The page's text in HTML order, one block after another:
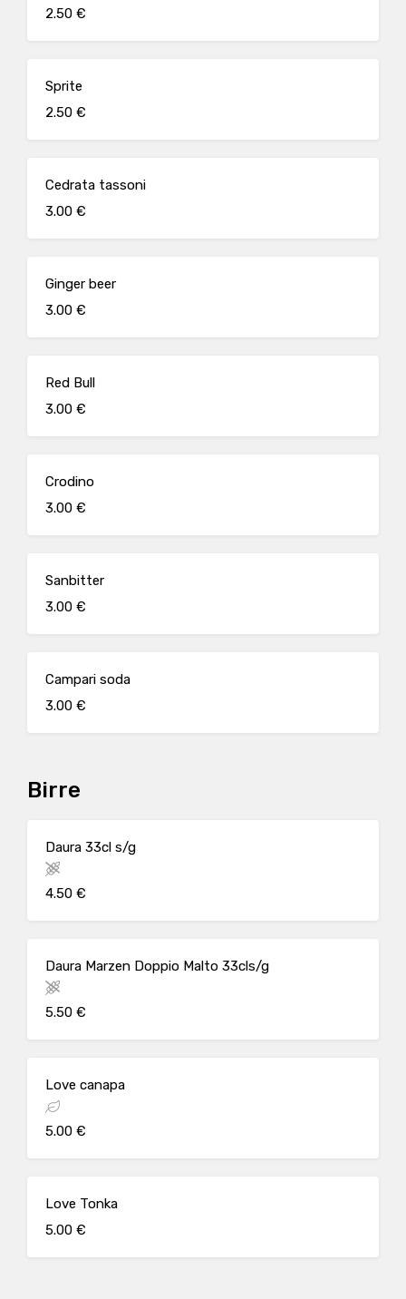
2.50 €
Sprite
2.50 €
Cedrata tassoni
3.00 €
Ginger beer
3.00 €
Red Bull
3.00 €
Crodino
3.00 €
Sanbitter
3.00 €
Campari soda
3.00 €
Birre
Daura 33cl s/g
4.50 €
Daura Marzen Doppio Malto 33cls/g
5.50 €
Love canapa
5.00 €
Love Tonka
5.00 €